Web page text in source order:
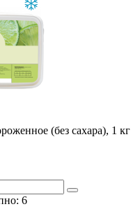
(без сахара), 1 кг
6